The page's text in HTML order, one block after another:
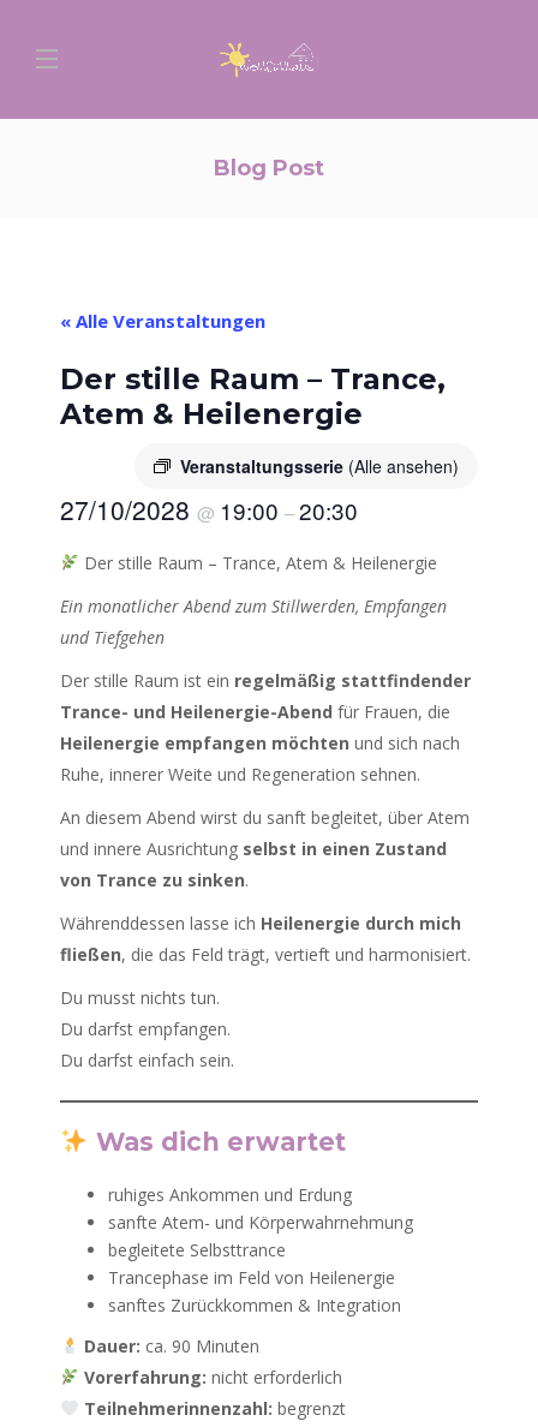
Blog Post
« Alle Veranstaltungen
Der stille Raum – Trance,
Atem & Heilenergie
Veranstaltungsserie (Alle ansehen)
27/10/2028 @ 19:00 –20:30
Der stille Raum – Trance, Atem & Heilenergie
Ein monatlicher Abend zum Stillwerden, Empfangen
und Tiefgehen
Der stille Raum ist ein regelmäßig stattfindender
Trance- und Heilenergie-Abend für Frauen, die
Heilenergie empfangen möchten und sich nach
Ruhe, innerer Weite und Regeneration sehnen.
An diesem Abend wirst du sanft begleitet, über Atem
und innere Ausrichtung selbst in einen Zustand
von Trance zu sinken.
Währenddessen lasse ich Heilenergie durch mich
fließen, die das Feld trägt, vertieft und harmonisiert.
Du musst nichts tun.
Du darfst empfangen.
Du darfst einfach sein.
Was dich erwartet
ruhiges Ankommen und Erdung
sanfte Atem- und Körperwahrnehmung
begleitete Selbsttrance
Trancephase im Feld von Heilenergie
sanftes Zurückkommen & Integration
Dauer: ca. 90 Minuten
Vorerfahrung: nicht erforderlich
Teilnehmerinnenzahl: begrenzt